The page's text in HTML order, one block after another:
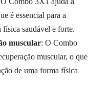
é essencial para a
física saudável e forte.
muscular: O Combo
muscular, o que
de uma forma física